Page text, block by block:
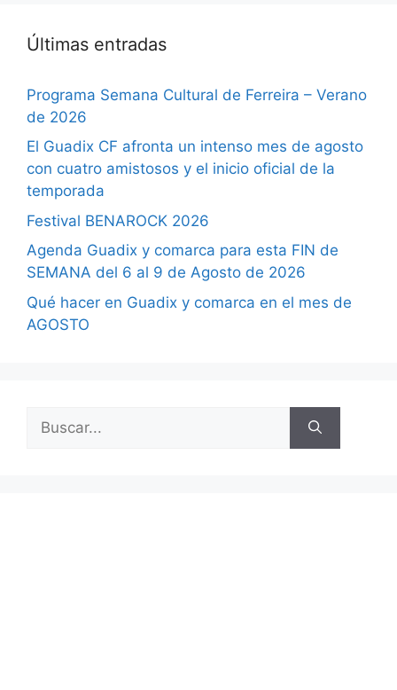
Últimas entradas
Programa Semana Cultural de Ferreira – Verano
de 2026
El Guadix CF afronta un intenso mes de agosto
con cuatro amistosos y el inicio oficial de la
temporada
Festival BENAROCK 2026
Agenda Guadix y comarca para esta FIN de
SEMANA del 6 al 9 de Agosto de 2026
Qué hacer en Guadix y comarca en el mes de
AGOSTO